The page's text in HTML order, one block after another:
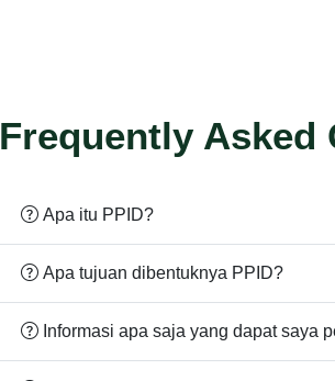
Frequently Asked
Apa itu PPID?
Apa tujuan dibentuknya PPID?
Informasi apa saja yang dapat saya